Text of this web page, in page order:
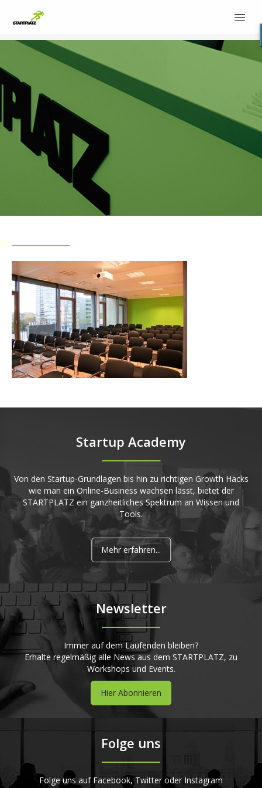
Startup Academy
Von den Startup-Grundlagen bis hin zu richtigen Growth Hacks
wie man ein Online-Business wachsen lässt, bietet der
STARTPLATZ ein ganzheitliches Spektrum an Wissen und
Tools.
Mehr erfahren...
Newsletter
Immer auf dem Laufenden bleiben?
Erhalte regelmäßig alle News aus dem STARTPLATZ, zu
Workshops und Events.
Hier Abonnieren
Folge uns
Folge uns auf Facebook, Twitter oder Instagram